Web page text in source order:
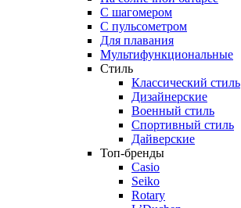
С шагомером
С пульсометром
Для плавания
Мультифункциональные
Стиль
Классический стиль
Дизайнерские
Военный стиль
Спортивный стиль
Дайверские
Топ-бренды
Casio
Seiko
Rotary